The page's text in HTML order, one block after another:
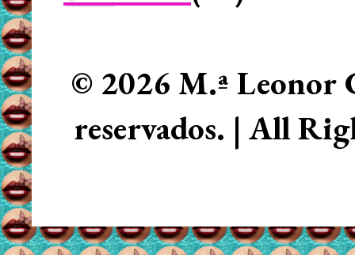
© 2026 M.ª Leonor
reservados. | All